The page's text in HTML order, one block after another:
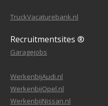
TruckVacaturebank.nl
Recruitmentsites ®
Garagejobs
WerkenbijAudi.nl
WerkenbijOpel.nl
WerkenbijNissan.nl